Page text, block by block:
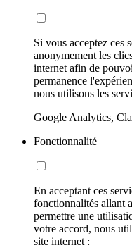
Si vous acceptez ces
anonymement les
internet afin de
permanence
nous utilisons les
Google Analytics,
Fonctionnalité
En acceptant ces
fonctionnalités allant
permettre une
votre accord, nous
site internet :